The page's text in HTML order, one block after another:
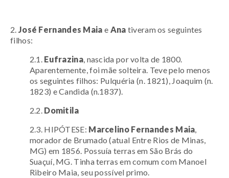
2. José Fernandes Maia e Ana tiveram os seguintes
filhos:
2.1. Eufrazina, nascida por volta de 1800.
Aparentemente, foi mãe solteira. Teve pelo menos
os seguintes filhos: Pulquéria (n. 1821), Joaquim (n.
1823) e Candida (n.1837).
2.2. Domitila
2.3. HIPÓTESE: Marcelino Fernandes Maia,
morador de Brumado (atual Entre Rios de Minas,
MG) em 1856. Possuía terras em São Brás do
Suaçuí, MG. Tinha terras em comum com Manoel
Ribeiro Maia, seu possível primo.